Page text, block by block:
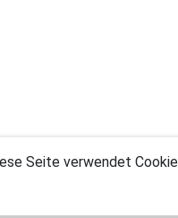
Seite verwendet